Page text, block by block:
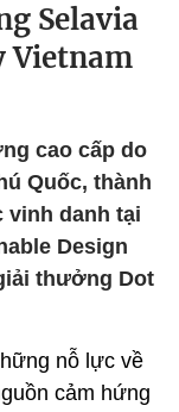
Selavia
Vietnam
cao cấp do
Quốc, thành
vinh danh tại
Design
thưởng Dot
nỗ lực về
cảm hứng